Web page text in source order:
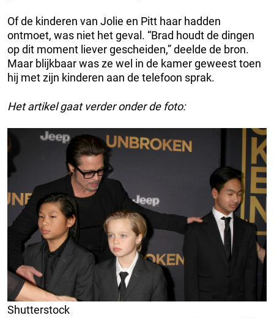
Of de kinderen van Jolie en Pitt haar hadden
ontmoet, was niet het geval. “Brad houdt de dingen
op dit moment liever gescheiden,” deelde de bron.
Maar blijkbaar was ze wel in de kamer geweest toen
hij met zijn kinderen aan de telefoon sprak.
Het artikel gaat verder onder de foto:
Shutterstock